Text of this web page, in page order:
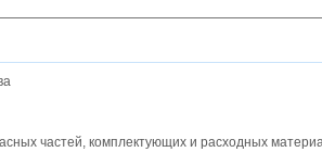
частей, комплектующих и расходных